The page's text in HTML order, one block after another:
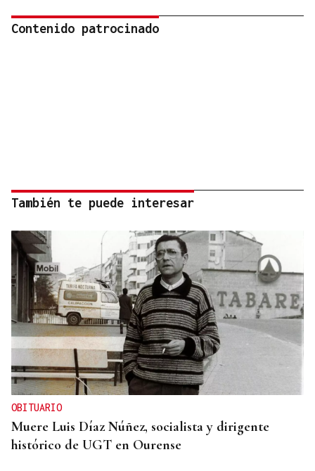
Contenido patrocinado
También te puede interesar
OBITUARIO
Muere Luis Díaz Núñez, socialista y dirigente
histórico de UGT en Ourense